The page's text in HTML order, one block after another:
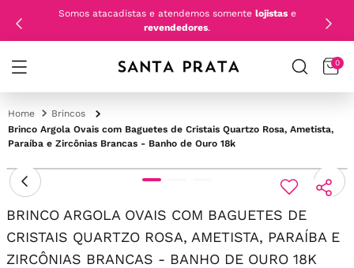
Somos atacadistas e atendemos somente lojistase
revendedores.
0
Brincos
Brinco Argola Ovais com Baguetes de Cristais Quartzo Rosa, Ametista,
Paraíba e Zircônias Brancas - Banho de Ouro 18k
BRINCO ARGOLA OVAIS COM BAGUETES DE
CRISTAIS QUARTZO ROSA, AMETISTA, PARAÍBA E
ZIRCÔNIAS BRANCAS - BANHO DE OURO 18K